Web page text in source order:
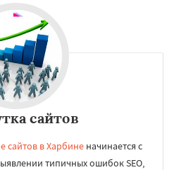
сайтов
сайтов в Харбиненачинается с
типичных ошибок SEO,